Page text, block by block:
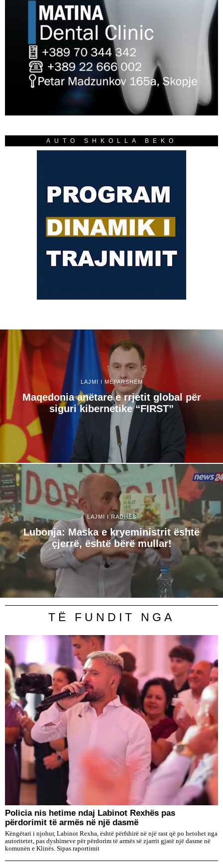
AUTO SHKOLLA BEKO
LAJMI I MËPARSHËM
Maqedonia anëtare e rrjetit global për
siguri kibernetike “FIRST”
LAJMI I RADHËS
Lubonja: Maska e kryeministrit është
çjerrë, është bërë mullar!
TË FUNDIT NGA
Policia nis hetime ndaj Labinot Rexhës pas
përdorimit të armës në një dasmë
Këngëtari i njohur, Labinot Rexha, është përfshirë në një rast që po hetohet nga
autoritetet, pas dyshimeve për përdorim të armës së zjarrit gjatë një dasme në
komunën e Klinës. Sipas raportimit